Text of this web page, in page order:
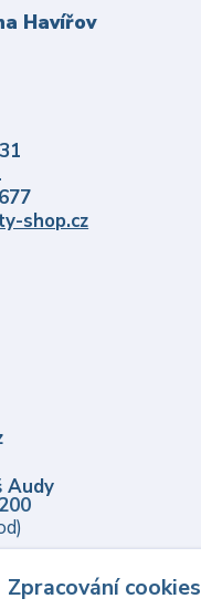
Havířov
shop.cz
Audy
Zpracování cookies